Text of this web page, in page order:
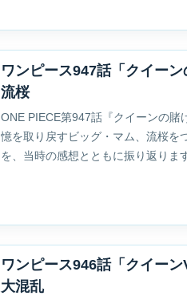
ワンピース947話「クイー
流桜
ONE PIECE第947話『クイーンの賭
憶を取り戻すビッグ・マム、流桜を
を、当時の感想とともに振り返りま
ワンピース946話「クイー
大混乱